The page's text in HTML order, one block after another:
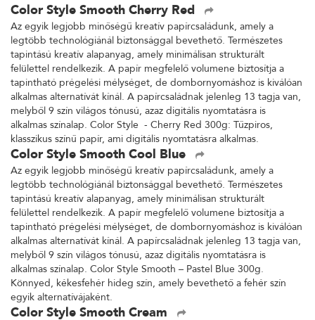
Color Style Smooth Cherry Red
Az egyik legjobb minőségű kreatív papírcsaládunk, amely a
legtöbb technológiánál biztonsággal bevethető. Természetes
tapintású kreatív alapanyag, amely minimálisan strukturált
felülettel rendelkezik. A papír megfelelő volumene biztosítja a
tapintható prégelési mélységet, de dombornyomáshoz is kiválóan
alkalmas alternatívát kínál. A papírcsaládnak jelenleg 13 tagja van,
melyből 9 szín világos tónusú, azaz digitális nyomtatásra is
alkalmas színalap. Color Style - Cherry Red 300g: Tűzpiros,
klasszikus színű papír, ami digitális nyomtatásra alkalmas.
Color Style Smooth Cool Blue
Az egyik legjobb minőségű kreatív papírcsaládunk, amely a
legtöbb technológiánál biztonsággal bevethető. Természetes
tapintású kreatív alapanyag, amely minimálisan strukturált
felülettel rendelkezik. A papír megfelelő volumene biztosítja a
tapintható prégelési mélységet, de dombornyomáshoz is kiválóan
alkalmas alternatívát kínál. A papírcsaládnak jelenleg 13 tagja van,
melyből 9 szín világos tónusú, azaz digitális nyomtatásra is
alkalmas színalap. Color Style Smooth – Pastel Blue 300g.
Könnyed, kékesfehér hideg szín, amely bevethető a fehér szín
egyik alternatívájaként.
Color Style Smooth Cream